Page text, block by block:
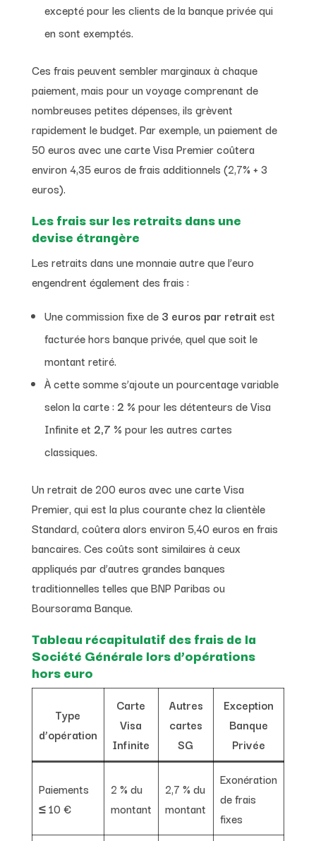
excepté pour les clients de la banque privée qui
en sont exemptés.
Ces frais peuvent sembler marginaux à chaque
paiement, mais pour un voyage comprenant de
nombreuses petites dépenses, ils grèvent
rapidement le budget. Par exemple, un paiement de
50 euros avec une carte Visa Premier coûtera
environ 4,35 euros de frais additionnels (2,7% + 3
euros).
Les frais sur les retraits dans une
devise étrangère
Les retraits dans une monnaie autre que l’euro
engendrent également des frais :
Une commission fixe de 3 euros par retraitest
facturée hors banque privée, quel que soit le
montant retiré.
À cette somme s’ajoute un pourcentage variable
selon la carte : 2 % pour les détenteurs de Visa
Infinite et 2,7 % pour les autres cartes
classiques.
Un retrait de 200 euros avec une carte Visa
Premier, qui est la plus courante chez la clientèle
Standard, coûtera alors environ 5,40 euros en frais
bancaires. Ces coûts sont similaires à ceux
appliqués par d’autres grandes banques
traditionnelles telles que BNP Paribas ou
Boursorama Banque.
Tableau récapitulatif des frais de la
Société Générale lors d’opérations
hors euro
Type
d’opération
Carte
Visa
Infinite
Autres
cartes
SG
Exception
Banque
Privée
Paiements
≤ 10 €
2 % du
montant
2,7 % du
montant
Exonération
de frais
fixes